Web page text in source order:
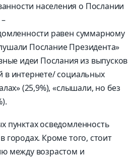
населения о Послании
равен суммарному
Послание Президента»
идеи Послания из выпусков
в интернете/ социальных
(25,9%), «слышали, но без
пунктах осведомленность
городах. Кроме того, стоит
между возрастом и